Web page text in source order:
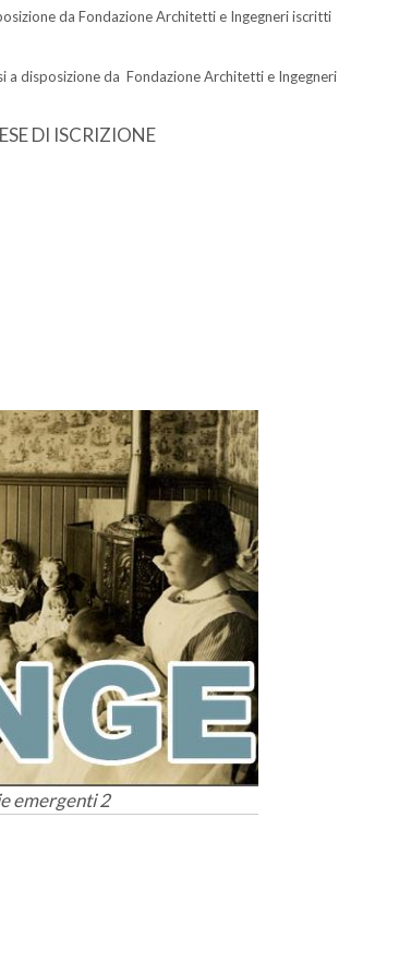
da Fondazione Architetti e Ingegneri iscritti
a disposizione da Fondazione Architetti e Ingegneri
DI ISCRIZIONE
emergenti 2